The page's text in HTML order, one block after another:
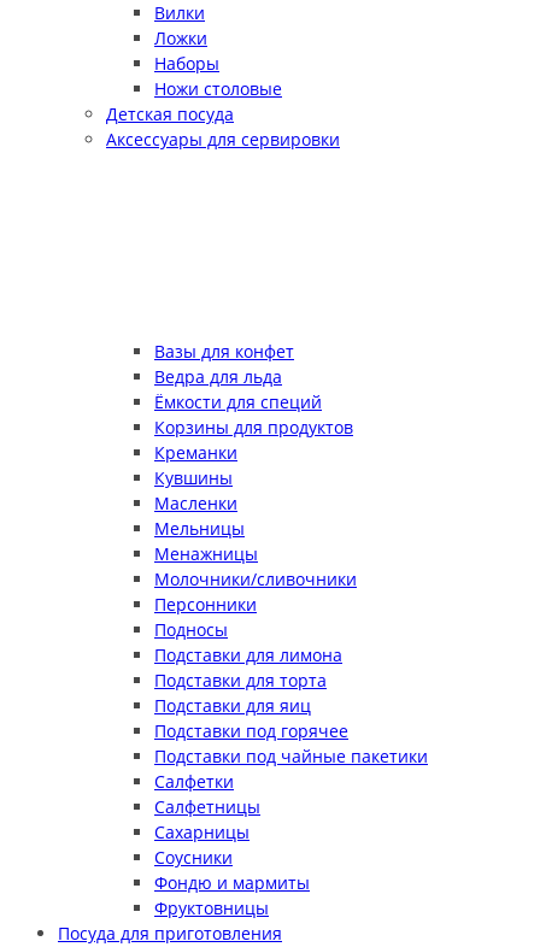
Вилки
Ложки
Наборы
Ножи столовые
Детская посуда
Аксессуары для сервировки
Вазы для конфет
Ведра для льда
Ёмкости для специй
Корзины для продуктов
Креманки
Кувшины
Масленки
Мельницы
Менажницы
Молочники/сливочники
Персонники
Подносы
Подставки для лимона
Подставки для торта
Подставки для яиц
Подставки под горячее
Подставки под чайные пакетики
Салфетки
Салфетницы
Сахарницы
Соусники
Фондю и мармиты
Фруктовницы
Посуда для приготовления